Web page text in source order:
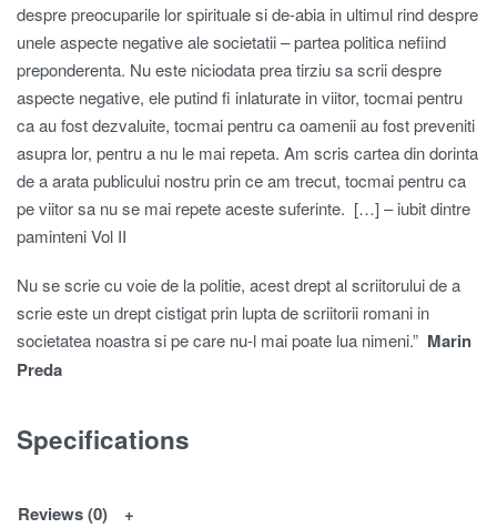
despre preocuparile lor spirituale si de-abia in ultimul rind despre
unele aspecte negative ale societatii – partea politica nefiind
preponderenta. Nu este niciodata prea tirziu sa scrii despre
aspecte negative, ele putind fi inlaturate in viitor, tocmai pentru
ca au fost dezvaluite, tocmai pentru ca oamenii au fost preveniti
asupra lor, pentru a nu le mai repeta. Am scris cartea din dorinta
de a arata publicului nostru prin ce am trecut, tocmai pentru ca
pe viitor sa nu se mai repete aceste suferinte. […] – iubit dintre
paminteni Vol II
Nu se scrie cu voie de la politie, acest drept al scriitorului de a
scrie este un drept cistigat prin lupta de scriitorii romani in
societatea noastra si pe care nu-l mai poate lua nimeni.” Marin
Preda
Specifications
Reviews (0)